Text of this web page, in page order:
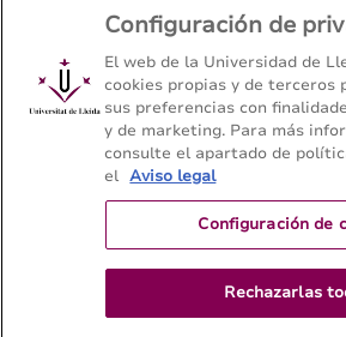
Configuración de
El web de la Universidad de
cookies propias y de terceros
sus preferencias con
y de marketing. Para más
consulte el apartado de
el Aviso legal
Configuración de
Rechazarlas